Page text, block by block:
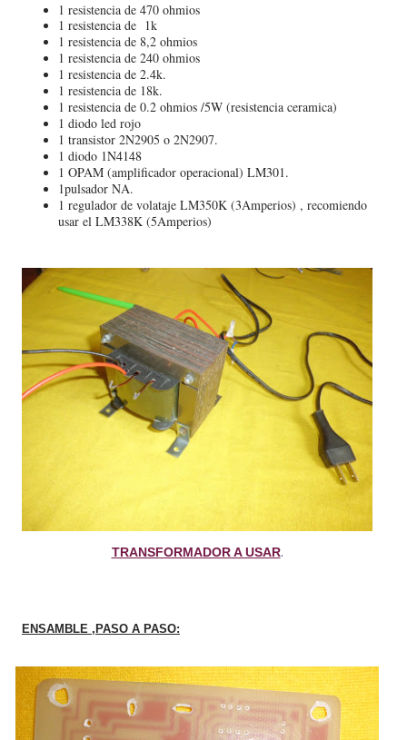
1 resistencia de 470 ohmios
1 resistencia de 1k
1 resistencia de 8,2 ohmios
1 resistencia de 240 ohmios
1 resistencia de 2.4k.
1 resistencia de 18k.
1 resistencia de 0.2 ohmios /5W (resistencia ceramica)
1 diodo led rojo
1 transistor 2N2905 o 2N2907.
1 diodo 1N4148
1 OPAM (amplificador operacional) LM301.
1pulsador NA.
1 regulador de volataje LM350K (3Amperios) , recomiendo
usar el LM338K (5Amperios)
TRANSFORMADOR A USAR.
ENSAMBLE ,PASO A PASO: